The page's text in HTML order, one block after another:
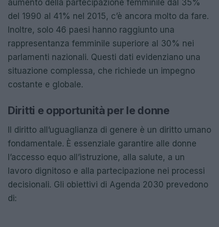
aumento della partecipazione femminile dal 35%
del 1990 al 41% nel 2015, c’è ancora molto da fare.
Inoltre, solo 46 paesi hanno raggiunto una
rappresentanza femminile superiore al 30% nei
parlamenti nazionali. Questi dati evidenziano una
situazione complessa, che richiede un impegno
costante e globale.
Diritti e opportunità per le donne
Il diritto all’uguaglianza di genere è un diritto umano
fondamentale. È essenziale garantire alle donne
l’accesso equo all’istruzione, alla salute, a un
lavoro dignitoso e alla partecipazione nei processi
decisionali. Gli obiettivi di Agenda 2030 prevedono
di: